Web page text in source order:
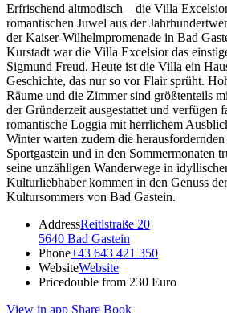
Erfrischend altmodisch – die Villa
romantischen Juwel aus der
der Kaiser-Wilhelmpromenade in Bad
Kurstadt war die Villa Excelsior das
Sigmund Freud. Heute ist die Villa ein
Geschichte, das nur so vor Flair sprüht.
Räume und die Zimmer sind größtenteils
der Gründerzeit ausgestattet und verfügen
romantische Loggia mit herrlichem
Winter warten zudem die
Sportgastein und in den Sommermonaten
seine unzähligen Wanderwege in
Kulturliebhaber kommen in den Genuss
Kultursommers von Bad Gastein.
AddressReitlstraße 20
5640 Bad Gastein
Phone+43 643 421 350
WebsiteWebsite
Pricedouble from 230 Euro
View in app Share Book